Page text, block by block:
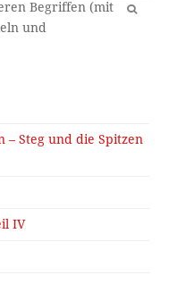
OK
Steg und die Spitzen
IV